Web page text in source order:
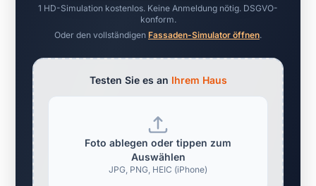
1 HD-Simulation kostenlos. Keine Anmeldung nötig. DSGVO-
konform.
Oder den vollständigen Fassaden-Simulator öffnen.
Testen Sie es an Ihrem Haus
Foto ablegen oder tippen zum
Auswählen
JPG, PNG, HEIC (iPhone)